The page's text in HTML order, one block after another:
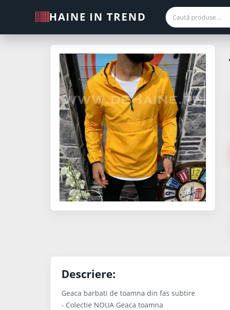
HAINE IN TREND
Descriere:
Geaca barbati de toamna din fas subtire
- Colectie NOUA Geaca toamna